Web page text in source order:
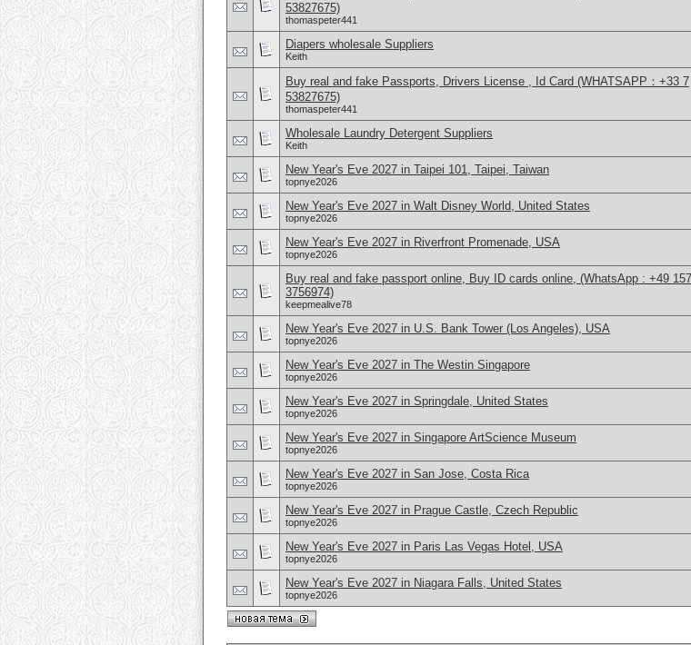
53827675)
thomaspeter441
Diapers wholesale Suppliers
Keith
Buy real and fake Passports, Drivers License , Id Card (WHATSAPP：+33 7
53827675)
thomaspeter441
Wholesale Laundry Detergent Suppliers
Keith
New Year's Eve 2027 in Taipei 101, Taipei, Taiwan
topnye2026
New Year's Eve 2027 in Walt Disney World, United States
topnye2026
New Year's Eve 2027 in Riverfront Promenade, USA
topnye2026
Buy real and fake passport online, Buy ID cards online, (WhatsApp : +49
3756974)
keepmealive78
New Year's Eve 2027 in U.S. Bank Tower (Los Angeles), USA
topnye2026
New Year's Eve 2027 in The Westin Singapore
topnye2026
New Year's Eve 2027 in Springdale, United States
topnye2026
New Year's Eve 2027 in Singapore ArtScience Museum
topnye2026
New Year's Eve 2027 in San Jose, Costa Rica
topnye2026
New Year's Eve 2027 in Prague Castle, Czech Republic
topnye2026
New Year's Eve 2027 in Paris Las Vegas Hotel, USA
topnye2026
New Year's Eve 2027 in Niagara Falls, United States
topnye2026